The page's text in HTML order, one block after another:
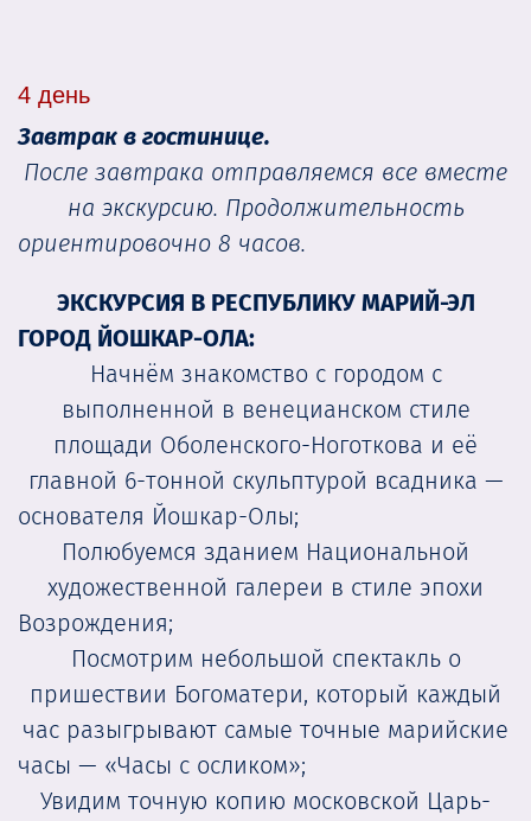
4 день
Завтрак в гостинице.
После завтрака отправляемся все вместе
на экскурсию. Продолжительность
ориентировочно 8 часов.
ЭКСКУРСИЯ В РЕСПУБЛИКУ МАРИЙ-ЭЛ
ГОРОД ЙОШКАР-ОЛА:
Начнём знакомство с городом с
выполненной в венецианском стиле
площади Оболенского-Ноготкова и её
главной 6-тонной скульптурой всадника —
основателя Йошкар-Олы;
Полюбуемся зданием Национальной
художественной галереи в стиле эпохи
Возрождения;
Посмотрим небольшой спектакль о
пришествии Богоматери, который каждый
час разыгрывают самые точные марийские
часы — «Часы с осликом»;
Увидим точную копию московской Царь-